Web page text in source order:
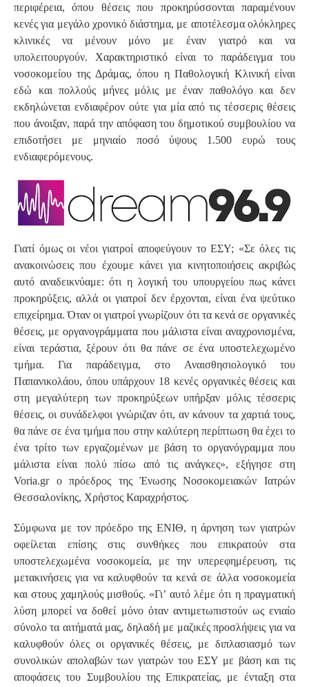
περιφέρεια, όπου θέσεις που προκηρύσσονται παραμένουν
κενές για μεγάλο χρονικό διάστημα, με αποτέλεσμα ολόκληρες
κλινικές να μένουν μόνο με έναν γιατρό και να
υπολειτουργούν. Χαρακτηριστικό είναι το παράδειγμα του
νοσοκομείου της Δράμας, όπου η Παθολογική Κλινική είναι
εδώ και πολλούς μήνες μόλις με έναν παθολόγο και δεν
εκδηλώνεται ενδιαφέρον ούτε για μία από τις τέσσερις θέσεις
που άνοιξαν, παρά την απόφαση του δημοτικού συμβουλίου να
επιδοτήσει με μηνιαίο ποσό ύψους 1.500 ευρώ τους
ενδιαφερόμενους.
Γιατί όμως οι νέοι γιατροί αποφεύγουν το ΕΣΥ; «Σε όλες τις
ανακοινώσεις που έχουμε κάνει για κινητοποιήσεις ακριβώς
αυτό αναδεικνύαμε: ότι η λογική του υπουργείου πως κάνει
προκηρύξεις, αλλά οι γιατροί δεν έρχονται, είναι ένα ψεύτικο
επιχείρημα. Όταν οι γιατροί γνωρίζουν ότι τα κενά σε οργανικές
θέσεις, με οργανογράμματα που μάλιστα είναι αναχρονισμένα,
είναι τεράστια, ξέρουν ότι θα πάνε σε ένα υποστελεχωμένο
τμήμα. Για παράδειγμα, στο Αναισθησιολογικό του
Παπανικολάου, όπου υπάρχουν 18 κενές οργανικές θέσεις και
στη μεγαλύτερη των προκηρύξεων υπήρξαν μόλις τέσσερις
θέσεις, οι συνάδελφοι γνώριζαν ότι, αν κάνουν τα χαρτιά τους,
θα πάνε σε ένα τμήμα που στην καλύτερη περίπτωση θα έχει το
ένα τρίτο των εργαζομένων με βάση το οργανόγραμμα που
μάλιστα είναι πολύ πίσω από τις ανάγκες», εξήγησε στη
Voria.gr ο πρόεδρος της Ένωσης Νοσοκομειακών Ιατρών
Θεσσαλονίκης, Χρήστος Καραχρήστος.
Σύμφωνα με τον πρόεδρο της ΕΝΙΘ, η άρνηση των γιατρών
οφείλεται επίσης στις συνθήκες που επικρατούν στα
υποστελεχωμένα νοσοκομεία, με την υπερεφημέρευση, τις
μετακινήσεις για να καλυφθούν τα κενά σε άλλα νοσοκομεία
και στους χαμηλούς μισθούς. «Γι’ αυτό λέμε ότι η πραγματική
λύση μπορεί να δοθεί μόνο όταν αντιμετωπιστούν ως ενιαίο
σύνολο τα αιτήματά μας, δηλαδή με μαζικές προσλήψεις για να
καλυφθούν όλες οι οργανικές θέσεις, με διπλασιασμό των
συνολικών απολαβών των γιατρών του ΕΣΥ με βάση και τις
αποφάσεις του Συμβουλίου της Επικρατείας, με ένταξη στα